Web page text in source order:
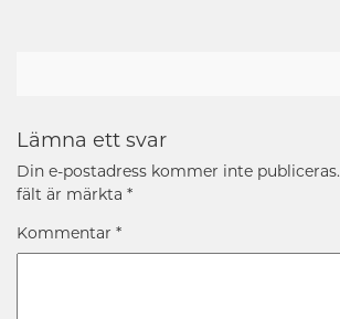
Lämna ett svar
Din e-postadress kommer inte publiceras.
fält är märkta *
Kommentar *